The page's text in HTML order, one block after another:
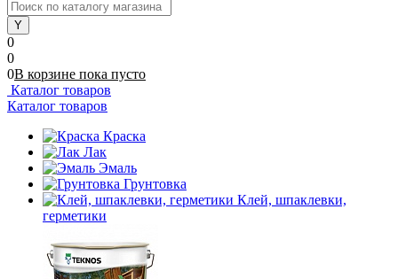
0
0
0В корзине пока пусто
Каталог товаров
Каталог товаров
Краска
Лак
Эмаль
Грунтовка
Клей, шпаклевки,
герметики